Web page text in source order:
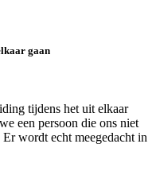
gaan
tijdens het uit elkaar
een persoon die ons niet
wordt echt meegedacht in